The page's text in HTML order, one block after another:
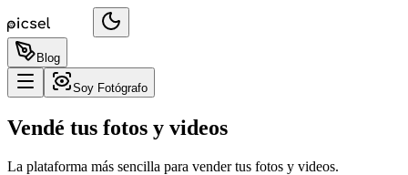
Blog
Soy Fotógrafo
Vendé tus fotos y videos
La plataforma más sencilla para vender tus fotos y videos.